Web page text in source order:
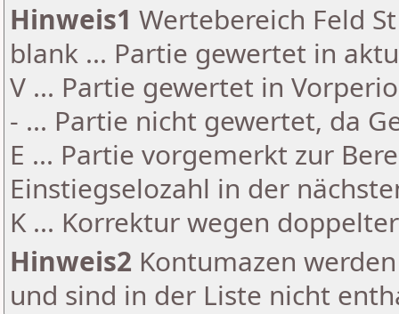
Hinweis1 Wertebereich Feld
blank ... Partie gewertet in
V ... Partie gewertet in
- ... Partie nicht gewertet, da
E ... Partie vorgemerkt zur
Einstiegselozahl in der
K ... Korrektur wegen
Hinweis2 Kontumazen
und sind in der Liste nicht